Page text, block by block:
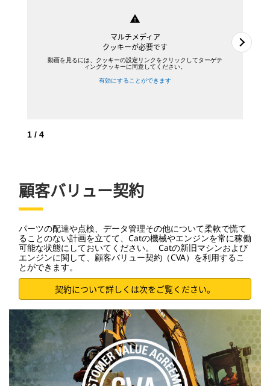
warning
マルチメディア
クッキーが必要です
動画を見るには、クッキーの設定リンクをクリックしてターゲテ
ィングクッキーに同意してください。
有効にすることができます
1 / 4
顧客バリュー契約
パーツの配達や点検、データ管理その他について柔軟で慌て
ることのない計画を立てて、Catの機械やエンジンを常に稼働
可能な状態にしておいてください。 Catの新旧マシンおよび
エンジンに関して、顧客バリュー契約（CVA）を利用するこ
とができます。
契約について詳しくは次をご覧ください。